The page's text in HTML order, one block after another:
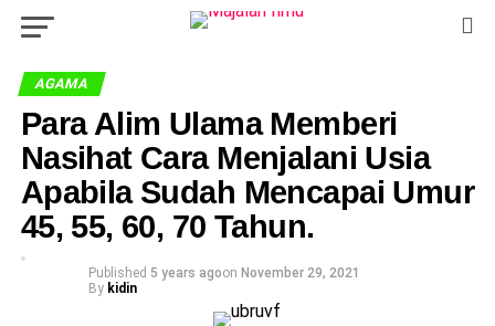
AGAMA
Para Alim Ulama Memberi
Nasihat Cara Menjalani Usia
Apabila Sudah Mencapai Umur
45, 55, 60, 70 Tahun.
Published 5 years agoon November 29, 2021
By kidin